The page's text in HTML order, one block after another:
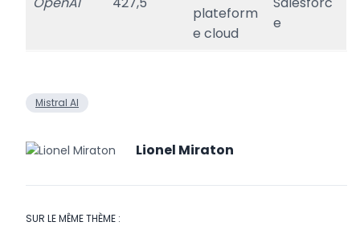
plateform
e cloud
e
Mistral AI
Lionel Miraton
SUR LE MÊME THÈME :